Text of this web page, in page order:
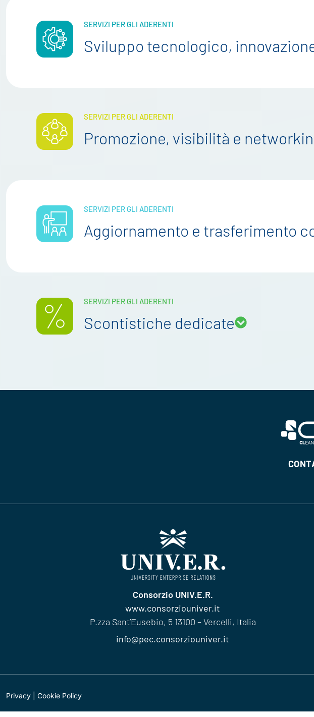
SERVIZI PER GLI ADERENTI
Sviluppo tecnologico,
SERVIZI PER GLI ADERENTI
Promozione, visibilità e
SERVIZI PER GLI ADERENTI
Aggiornamento e trasferimento
SERVIZI PER GLI ADERENTI
Scontistiche dedicate
Consorzio UNIV.E.R.
www.consorziouniver.it
P.zza Sant’Eusebio, 5 13100 – Vercelli, Italia
info@pec.consorziouniver.it
Privacy Cookie Policy